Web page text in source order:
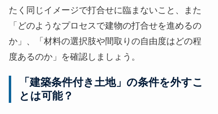
たく同じイメージで打合せに臨まないこと、また
「どのようなプロセスで建物の打合せを進めるの
か」、「材料の選択肢や間取りの自由度はどの程
度あるのか」を確認しましょう。
「建築条件付き土地」の条件を外すこ
とは可能？